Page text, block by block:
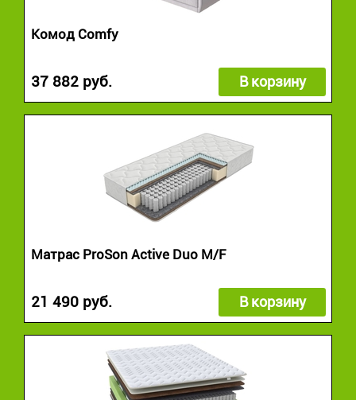
Комод Comfy
37 882 руб. В корзину
Матрас ProSon Active Duo M/F
21 490 руб. В корзину